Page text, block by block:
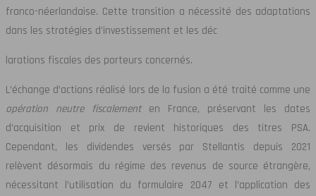
franco-néerlandaise. Cette transition a nécessité des adaptations
dans les stratégies d’investissement et les déc
larations fiscales des porteurs concernés.
L’échange d’actions réalisé lors de la fusion a été traité comme une
opération neutre fiscalementen France, préservant les dates
d’acquisition et prix de revient historiques des titres PSA.
Cependant, les dividendes versés par Stellantis depuis 2021
relèvent désormais du régime des revenus de source étrangère,
nécessitant l’utilisation du formulaire 2047 et l’application des